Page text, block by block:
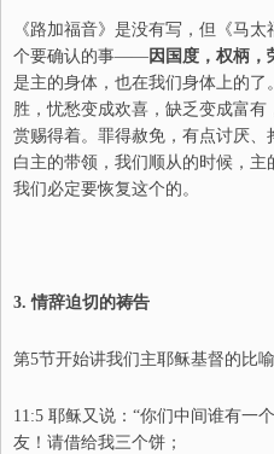
《路加福音》是没有写，但《马
个要确认的事——因国度，权柄
是主的身体，也在我们身体上的
胜，忧愁变成欢喜，缺乏变成富
赏赐得着。罪得赦免，有点讨厌
白主的带领，我们顺从的时候，主
我们必定要恢复这个的。
3.情辞迫切的祷告
第5节开始讲我们主耶稣基督的比喻
11:5 耶稣又说： “你们中间谁有一
友！请借给我三个饼；